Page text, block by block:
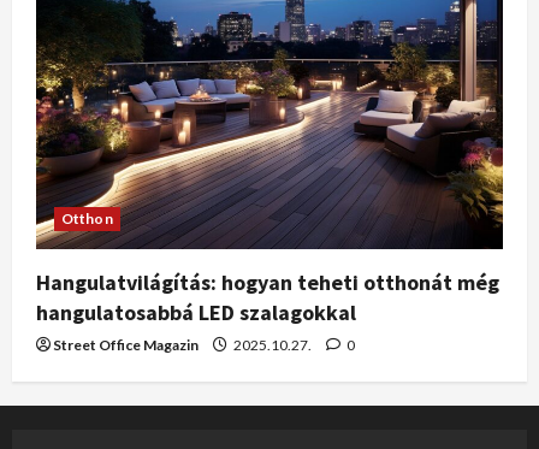
Otthon
Hangulatvilágítás: hogyan teheti otthonát még
hangulatosabbá LED szalagokkal
Street Office Magazin 2025.10.27. 0